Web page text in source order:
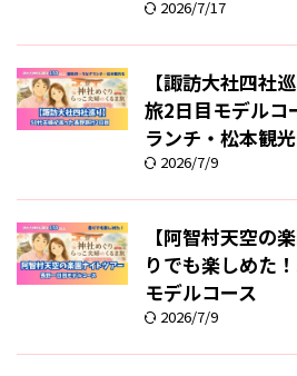
2026/7/17
【諏訪大社四社
旅2日目モデルコ
ランチ・松本観
2026/7/9
【阿智村天空の
りでも楽しめた
モデルコース
2026/7/9